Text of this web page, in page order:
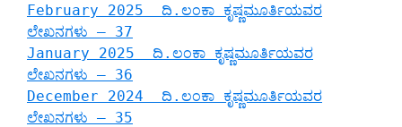
February 2025 ದಿ.ಲಂಕಾ ಕೃಷ್ಣಮೂರ್ತಿಯವರ
ಲೇಖನಗಳು – 37
January 2025 ದಿ.ಲಂಕಾ ಕೃಷ್ಣಮೂರ್ತಿಯವರ
ಲೇಖನಗಳು – 36
December 2024 ದಿ.ಲಂಕಾ ಕೃಷ್ಣಮೂರ್ತಿಯವರ
ಲೇಖನಗಳು – 35